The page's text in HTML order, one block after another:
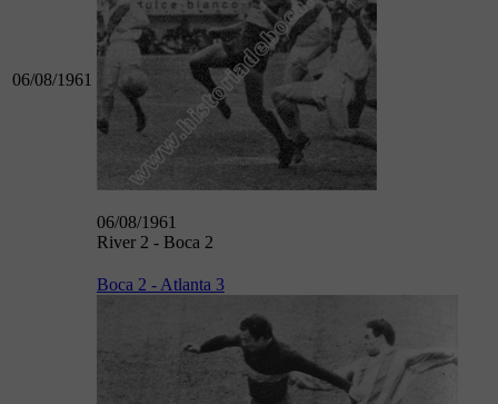
06/08/1961
06/08/1961
River 2 - Boca 2
Boca 2 - Atlanta 3